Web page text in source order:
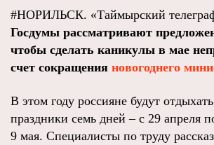
#НОРИЛЬСК. «Таймырский
Госдумы рассматривают
чтобы сделать каникулы в мае
счет сокращения новогоднего
В этом году россияне будут
праздники семь дней – с 29 апреля
9 мая. Специалисты по труду